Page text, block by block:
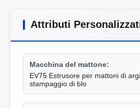
Attributi
Macchina del mattone:
EV75 Estrusore per mattoni di
stampaggio di blo